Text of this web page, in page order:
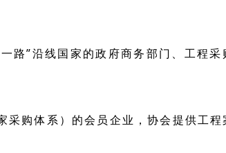
路”沿线国家的政府商务部门、工程采
购体系）的会员企业，协会提供工程